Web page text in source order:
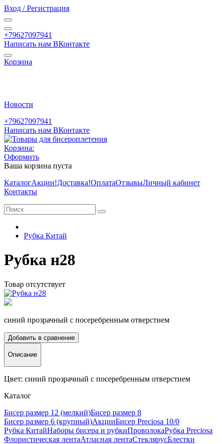
Вход / Регистрация
+79627097941
Написать нам ВКонтакте
Корзина
Новости
+79627097941
Написать нам ВКонтакте
Корзина:
Оформить
Ваша корзина пуста
КаталогАкции!Доставка!ОплатаОтзывыЛичный кабинет
Контакты
Рубка Китай
Рубка н28
Товар отсутствует
синий прозрачный с посеребренным отверстием
Добавить в сравнение
Описание
Цвет: синий прозрачный с посеребренным отверстием
Каталог
Бисер размер 12 (мелкий)Бисер размер 8
Бисер размер 6 (крупный)АкцииБисер Preciosa 10/0
Рубка КитайНаборы бисера и рубкиПроволокаРубка Preciosa
Флористическая лентаАтласная лентаСтеклярусБлестки